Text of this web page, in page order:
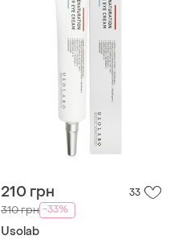
210 грн 33
310 грн -33%
Usolab